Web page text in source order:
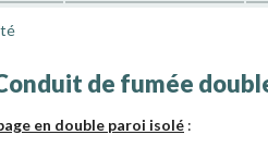
de fumée
en double paroi isolé :